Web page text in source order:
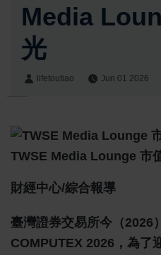
Media
光
lifetoutiao Jun 01 2026
TWSE Media Lounge 市
財經中心/綜合報導
臺灣證券交易所今（2026
COMPUTEX 2026，為了